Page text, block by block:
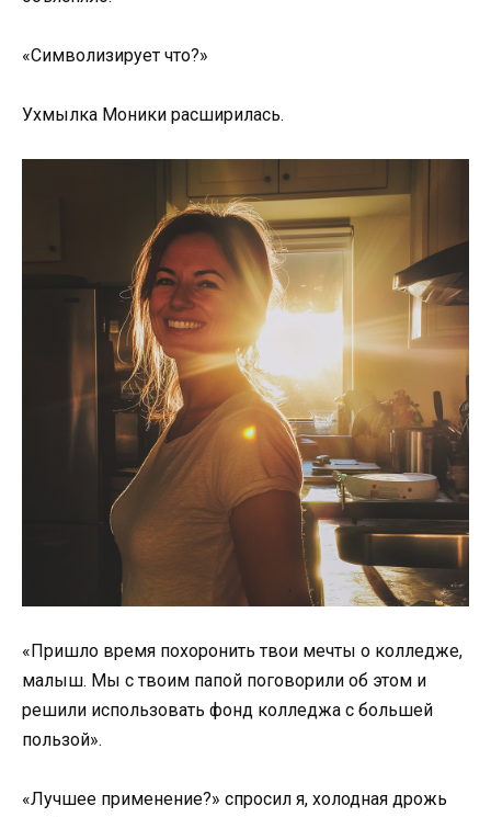
«Символизирует что?»
Ухмылка Моники расширилась.
«Пришло время похоронить твои мечты о колледже,
малыш. Мы с твоим папой поговорили об этом и
решили использовать фонд колледжа с большей
пользой».
«Лучшее применение?» спросил я, холодная дрожь